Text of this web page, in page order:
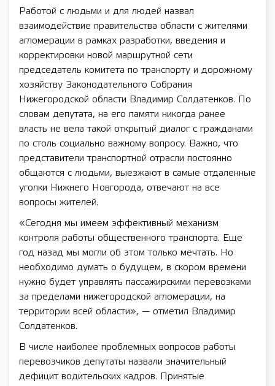
Работой с людьми и для людей назвал
взаимодействие правительства области с жителями
агломерации в рамках разработки, введения и
корректировки новой маршрутной сети
председатель комитета по транспорту и дорожному
хозяйству Законодательного Собрания
Нижегородской области Владимир Солдатенков. По
словам депутата, на его памяти никогда ранее
власть не вела такой открытый диалог с гражданами
по столь социально важному вопросу. Важно, что
представители транспортной отрасли постоянно
общаются с людьми, выезжают в самые отдаленные
уголки Нижнего Новгорода, отвечают на все
вопросы жителей.
«Сегодня мы имеем эффективный механизм
контроля работы общественного транспорта. Еще
год назад мы могли об этом только мечтать. Но
необходимо думать о будущем, в скором времени
нужно будет управлять пассажирскими перевозками
за пределами нижегородской агломерации, на
территории всей области», — отметил Владимир
Солдатенков.
В числе наиболее проблемных вопросов работы
перевозчиков депутаты назвали значительный
дефицит водительских кадров. Принятые